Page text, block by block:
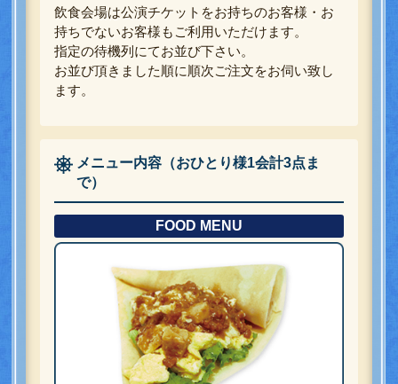
飲食会場は公演チケットをお持ちのお客様・お
持ちでないお客様もご利用いただけます。
指定の待機列にてお並び下さい。
お並び頂きました順に順次ご注文をお伺い致し
ます。
メニュー内容（おひとり様1会計3点ま
で）
FOOD MENU